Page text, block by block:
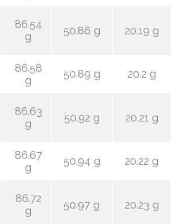
86.54
g
50.86 g 20.19 g
86.58
g
50.89 g 20.2 g
86.63
g
50.92 g 20.21 g
86.67
g
50.94 g 20.22 g
86.72
g
50.97 g 20.23 g